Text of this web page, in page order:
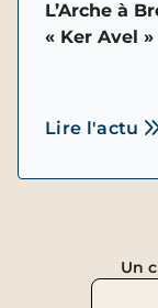
L’Arche à
« Ker Avel »
Lire l'actu
Un